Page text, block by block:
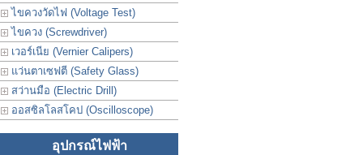
ไขควงวัดไฟ (Voltage Test)
ไขควง (Screwdriver)
เวอร์เนีย (Vernier Calipers)
แว่นตาเซฟตี (Safety Glass)
สว่านมือ (Electric Drill)
ออสซิลโลสโคป (Oscilloscope)
อุปกรณ์ไฟฟ้า